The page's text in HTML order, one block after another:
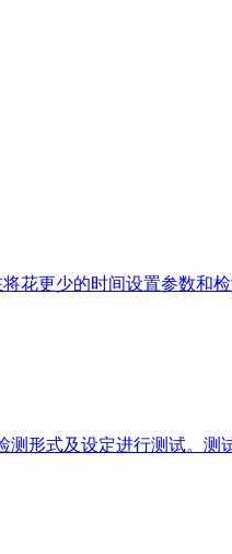
花更少的时间设置参数和
形式及设定进行测试。测